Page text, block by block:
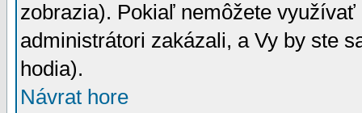
zobrazia). Pokiaľ nemôžete
administrátori zakázali, a Vy by ste
hodia).
Návrat hore